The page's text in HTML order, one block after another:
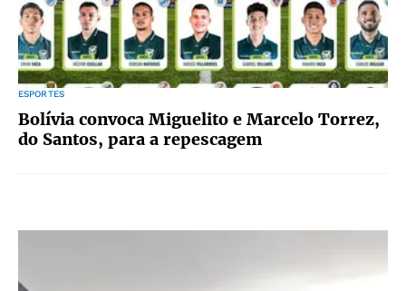
ESPORTES
Bolívia convoca Miguelito e Marcelo Torrez,
do Santos, para a repescagem